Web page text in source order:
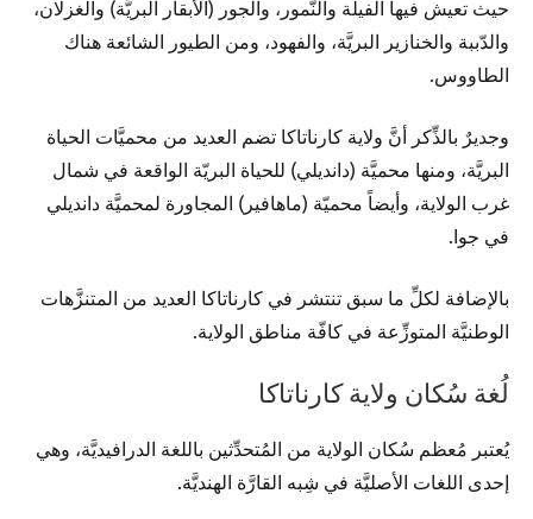
حيث تعيش فيها الفيلة والنُّمور، والجور (الأبقار البريَّة) والغزلان،
والدّببة والخنازير البريَّة، والفهود، ومن الطيور الشائعة هناك
الطاووس.
وجديرٌ بالذِّكر أنَّ ولاية كارناتاكا تضم العديد من محميَّات الحياة
البريَّة، ومنها محميَّة (دانديلي) للحياة البريّة الواقعة في شمال
غرب الولاية، وأيضاً محميّة (ماهافير) المجاورة لمحميَّة دانديلي
في جوا.
بالإضافة لكلِّ ما سبق تنتشر في كارناتاكا العديد من المتنزَّهات
الوطنيَّة المتوزِّعة في كافّة مناطق الولاية.
لُغة سُكان ولاية كارناتاكا
يُعتبر مُعظم سُكان الولاية من المُتحدِّثين باللغة الدرافيديَّة، وهي
إحدى اللغات الأصليَّة في شِبه القارَّة الهنديَّة.